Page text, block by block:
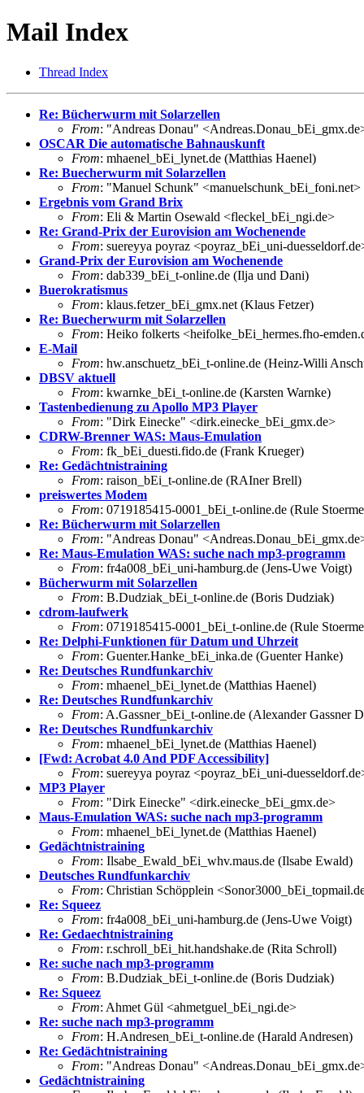
Mail Index
Thread Index
Re: Bücherwurm mit Solarzellen
From: "Andreas Donau"
OSCAR Die automatische Bahnauskunft
From: mhaenel_bEi_lynet.de (Matthias Haenel)
Re: Buecherwurm mit Solarzellen
From: "Manuel Schunk" <manuelschunk_bEi_foni.net>
Ergebnis vom Grand Brix
From: Eli & Martin Osewald <fleckel_bEi_ngi.de>
Re: Grand-Prix der Eurovision am Wochenende
From: suereyya poyraz <poyraz_bEi_uni-
Grand-Prix der Eurovision am Wochenende
From: dab339_bEi_t-online.de (Ilja und Dani)
Buerokratismus
From: klaus.fetzer_bEi_gmx.net (Klaus Fetzer)
Re: Buecherwurm mit Solarzellen
From: Heiko folkerts <heifolke_bEi_hermes.fho-
E-Mail
From: hw.anschuetz_bEi_t-online.de (Heinz-Willi
DBSV aktuell
From: kwarnke_bEi_t-online.de (Karsten Warnke)
Tastenbedienung zu Apollo MP3 Player
From: "Dirk Einecke" <dirk.einecke_bEi_gmx.de>
CDRW-Brenner WAS: Maus-Emulation
From: fk_bEi_duesti.fido.de (Frank Krueger)
Re: Gedächtnistraining
From: raison_bEi_t-online.de (RAIner Brell)
preiswertes Modem
From: 0719185415-0001_bEi_t-online.de (Rule
Re: Bücherwurm mit Solarzellen
From: "Andreas Donau"
Re: Maus-Emulation WAS: suche nach mp3-programm
From: fr4a008_bEi_uni-hamburg.de (Jens-Uwe Voigt)
Bücherwurm mit Solarzellen
From: B.Dudziak_bEi_t-online.de (Boris Dudziak)
cdrom-laufwerk
From: 0719185415-0001_bEi_t-online.de (Rule
Re: Delphi-Funktionen für Datum und Uhrzeit
From: Guenter.Hanke_bEi_inka.de (Guenter Hanke)
Re: Deutsches Rundfunkarchiv
From: mhaenel_bEi_lynet.de (Matthias Haenel)
Re: Deutsches Rundfunkarchiv
From: A.Gassner_bEi_t-online.de (Alexander Gassner
Re: Deutsches Rundfunkarchiv
From: mhaenel_bEi_lynet.de (Matthias Haenel)
[Fwd: Acrobat 4.0 And PDF Accessibility]
From: suereyya poyraz <poyraz_bEi_uni-
MP3 Player
From: "Dirk Einecke" <dirk.einecke_bEi_gmx.de>
Maus-Emulation WAS: suche nach mp3-programm
From: mhaenel_bEi_lynet.de (Matthias Haenel)
Gedächtnistraining
From: Ilsabe_Ewald_bEi_whv.maus.de (Ilsabe Ewald)
Deutsches Rundfunkarchiv
From: Christian Schöpplein
Re: Squeez
From: fr4a008_bEi_uni-hamburg.de (Jens-Uwe Voigt)
Re: Gedaechtnistraining
From: r.schroll_bEi_hit.handshake.de (Rita Schroll)
Re: suche nach mp3-programm
From: B.Dudziak_bEi_t-online.de (Boris Dudziak)
Re: Squeez
From: Ahmet Gül <ahmetguel_bEi_ngi.de>
Re: suche nach mp3-programm
From: H.Andresen_bEi_t-online.de (Harald Andresen)
Re: Gedächtnistraining
From: "Andreas Donau"
Gedächtnistraining